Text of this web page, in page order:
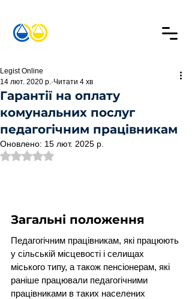
Гарантії на оплату
комунальних послуг
педагогічним працівникам
Legist Online
14 лют. 2020 р. Читати 4 хв
Оновлено: 15 лют. 2025 р.
Оцінка: NaN з 5 зірок.
Загальні положення
Педагогічним працівникам, які працюють
у сільській місцевості і селищах
міського типу, а також пенсіонерам, які
раніше працювали педагогічними
працівниками в таких населених